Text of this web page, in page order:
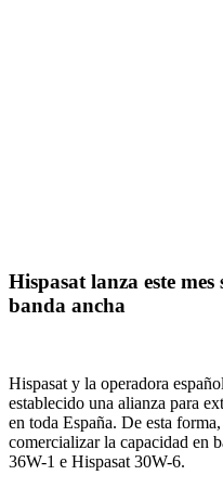
Hispasat lanza este
banda ancha
Hispasat y la operadora
establecido una alianza para
en toda España. De esta
comercializar la capacidad en
36W-1 e Hispasat 30W-6.